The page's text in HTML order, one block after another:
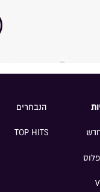
הנבחרים
TOP HITS